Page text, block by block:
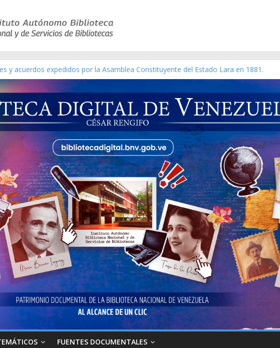
y acuerdos expedidos por la Asamblea Constituyente del Estado Lara en 1881.
gráfico]
[material gráfico]
República de Venezuela año CXXXIII Mes V, Caracas 09 de marzo de 2006 N° 38.394
de obras de Modesta Bor
FUENTES DOCUMENTALES